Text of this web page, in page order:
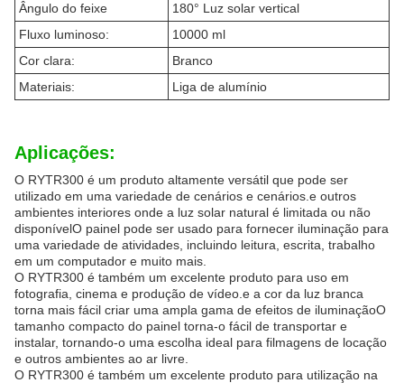
Ângulo do feixe
180° Luz solar vertical
Fluxo luminoso:
10000 ml
Cor clara:
Branco
Materiais:
Liga de alumínio
Aplicações:
O RYTR300 é um produto altamente versátil que pode ser
utilizado em uma variedade de cenários e cenários.e outros
ambientes interiores onde a luz solar natural é limitada ou não
disponívelO painel pode ser usado para fornecer iluminação para
uma variedade de atividades, incluindo leitura, escrita, trabalho
em um computador e muito mais.
O RYTR300 é também um excelente produto para uso em
fotografia, cinema e produção de vídeo.e a cor da luz branca
torna mais fácil criar uma ampla gama de efeitos de iluminaçãoO
tamanho compacto do painel torna-o fácil de transportar e
instalar, tornando-o uma escolha ideal para filmagens de locação
e outros ambientes ao ar livre.
O RYTR300 é também um excelente produto para utilização na